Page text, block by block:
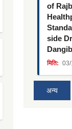
of
side
मिति:
अन्य